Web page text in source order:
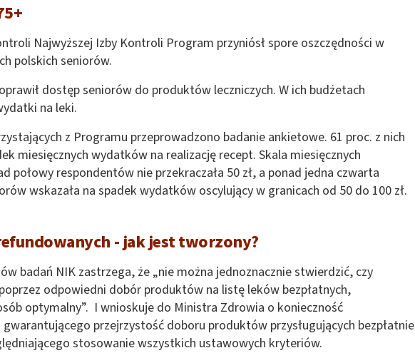
Najwyższej Izby Kontroli Program przyniósł spore oszczędności w
polskich seniorów.
dostęp seniorów do produktów leczniczych. W ich budżetach
na leki.
z Programu przeprowadzono badanie ankietowe. 61 proc. z nich
miesięcznych wydatków na realizację recept. Skala miesięcznych
połowy respondentów nie przekraczała 50 zł, a ponad jedna czwarta
wskazała na spadek wydatków oscylujący w granicach od 50 do 100 zł.
- jak jest tworzony?
badań NIK zastrzega, że „nie można jednoznacznie stwierdzić, czy
odpowiedni dobór produktów na listę leków bezpłatnych,
optymalny”. I wnioskuje do Ministra Zdrowia o konieczność
przejrzystość doboru produktów przysługujących bezpłatnie
stosowanie wszystkich ustawowych kryteriów.